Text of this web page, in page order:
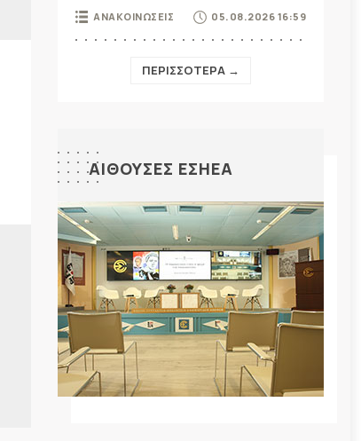
ΑΝΑΚΟΙΝΩΣΕΙΣ 05.08.2026 16:59
ΠΕΡΙΣΣΟΤΕΡΑ →
ΑΙΘΟΥΣΕΣ ΕΣΗΕΑ